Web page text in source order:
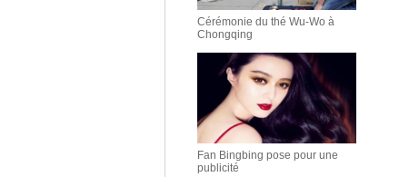
Cérémonie du thé Wu-Wo à
Chongqing
Fan Bingbing pose pour une
publicité